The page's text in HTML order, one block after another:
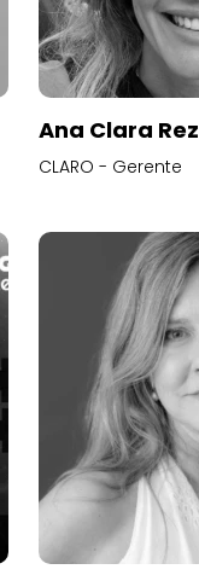
Ana Clara
CLARO - Gerente